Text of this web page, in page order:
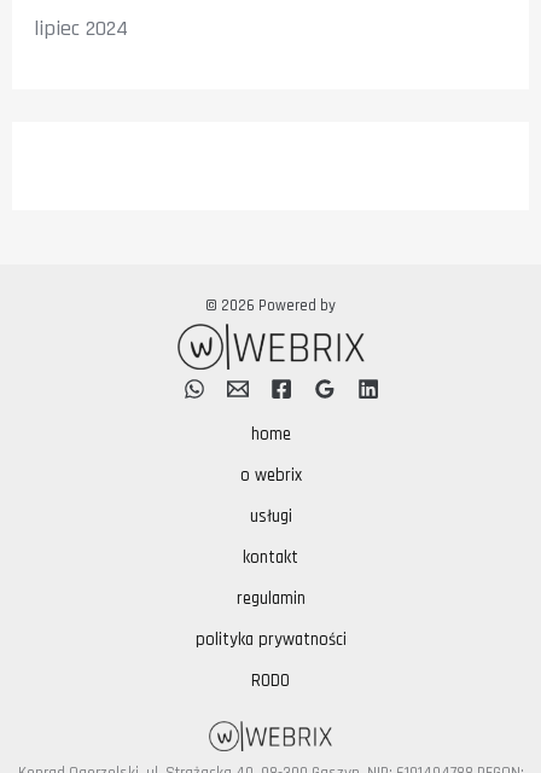
lipiec 2024
© 2026 Powered by
home
o webrix
usługi
kontakt
regulamin
polityka prywatności
RODO